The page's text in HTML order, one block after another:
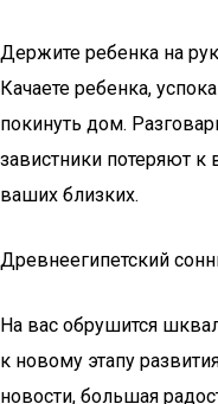
Держите ребенка на
Качаете ребенка,
покинуть дом.
завистники потеряют к
ваших близких.
Древнеегипетский
На вас обрушится
к новому этапу
новости, большая